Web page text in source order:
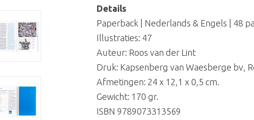
Details
Paperback | Nederlands & Engels | 48
Illustraties: 47
Auteur: Roos van der Lint
Druk: Kapsenberg van Waesberge bv,
Afmetingen: 24 x 12,1 x 0,5 cm.
Gewicht: 170 gr.
ISBN 9789073313569